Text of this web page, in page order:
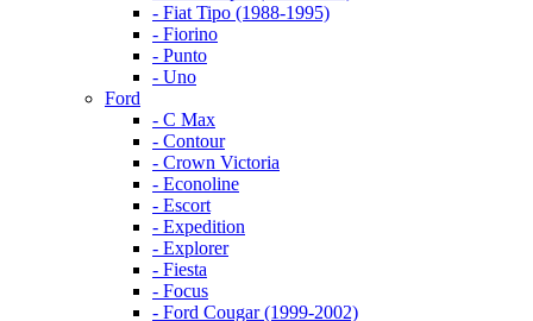
- Fiat Tipo (1988-1995)
- Fiorino
- Punto
- Uno
Ford
- C Max
- Contour
- Crown Victoria
- Econoline
- Escort
- Expedition
- Explorer
- Fiesta
- Focus
- Ford Cougar (1999-2002)